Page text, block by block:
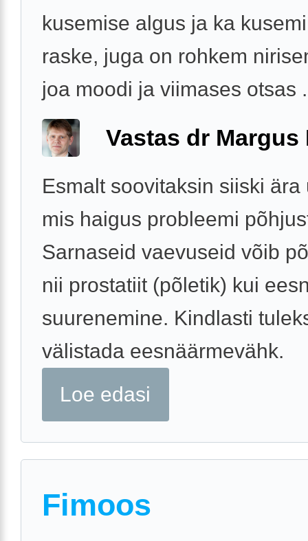
kusemise algus ja ka
raske, juga on rohkem
joa moodi ja viimases otsas
Vastas dr Margus
Esmalt soovitaksin siiski ära
mis haigus probleemi
Sarnaseid vaevuseid võib
nii prostatiit (põletik) kui
suurenemine. Kindlasti
välistada eesnäärmevähk.
Loe edasi
Fimoos